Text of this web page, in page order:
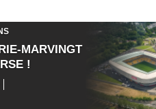
MARVINGT
!